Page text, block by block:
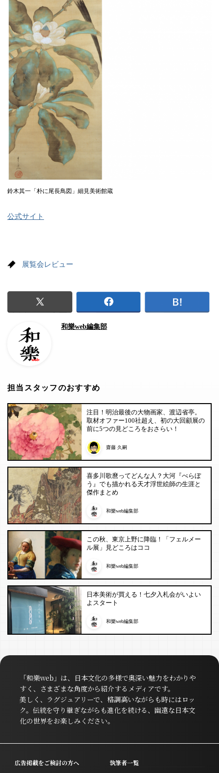
鈴木其一「朴に尾長鳥図」細見美術館蔵
公式サイト
展覧会レビュー
和樂web編集部
担当スタッフのおすすめ
注目！明治最後の大物画家、渡辺省亭。
取材オファー100社超え、初の大回顧展の
前に5つの見どころをおさらい！
齋藤 久嗣
喜多川歌麿ってどんな人？大河『べらぼ
う』でも描かれる天才浮世絵師の生涯と
傑作まとめ
和樂web編集部
この秋、東京上野に降臨！「フェルメー
ル展」見どころはココ
和樂web編集部
日本美術が買える！七夕入札会がいよい
よスタート
和樂web編集部
「和樂web」は、日本文化の多様で奥深い魅力をわかりや
すく、さまざまな角度から紹介するメディアです。
美しく、ラグジュアリーで、格調高いながらも時にはロッ
ク。伝統を守り継ぎながらも進化を続ける、幽遠な日本文
化の世界をお楽しみください。
広告掲載をご検討の方へ
執筆者一覧